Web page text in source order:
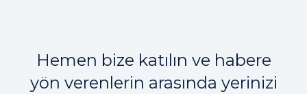
Hemen bize katılın ve habere
yön verenlerin arasında yerinizi